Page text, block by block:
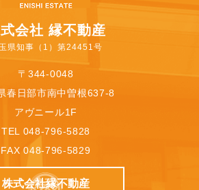
会社 縁不動産
県知事（1）第24451号
〒344-0048
春日部市南中曽根637-8
アヴニール1F
TEL 048-796-5828
FAX 048-796-5829
株式会社縁不動産